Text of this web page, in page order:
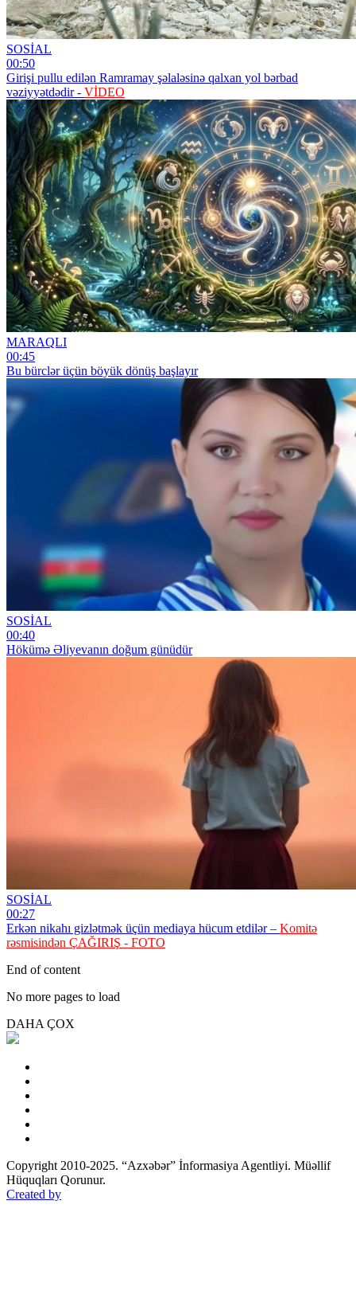
SOSİAL
00:50
Girişi pullu edilən Ramramay şəlaləsinə qalxan yol bərbad
vəziyyətdədir - VİDEO
MARAQLI
00:45
Bu bürclər üçün böyük dönüş başlayır
SOSİAL
00:40
Hökümə Əliyevanın doğum günüdür
SOSİAL
00:27
Erkən nikahı gizlətmək üçün mediaya hücum etdilər – Komitə
rəsmisindən ÇAĞIRIŞ - FOTO
End of content
No more pages to load
DAHA ÇOX
Copyright 2010-2025. “Azxəbər” İnformasiya Agentliyi. Müəllif
Hüquqları Qorunur.
Created by